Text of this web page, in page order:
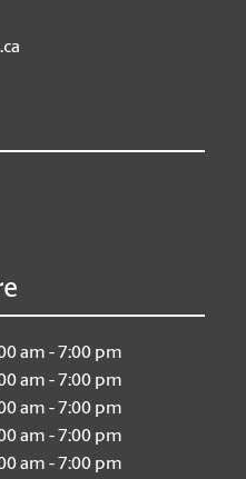
am - 7:00 pm
am - 7:00 pm
am - 7:00 pm
am - 7:00 pm
am - 7:00 pm